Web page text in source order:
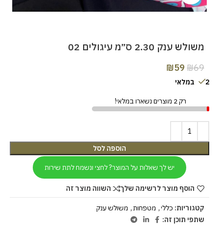
משולש ענק 2.30 ס״מ עיגולים 02
₪69
₪59
2 במלאי
רק 2 מוצרים נשארו במלאי!
הוספה לסל
יש לך שאלות על המוצר? לחצי ונשמח לתת שירות
הוסף מוצר לרשימה שלך השווה מוצר זה
קטגוריות: כללי, מטפחות, משולש ענק
שתפי תוכן זה: